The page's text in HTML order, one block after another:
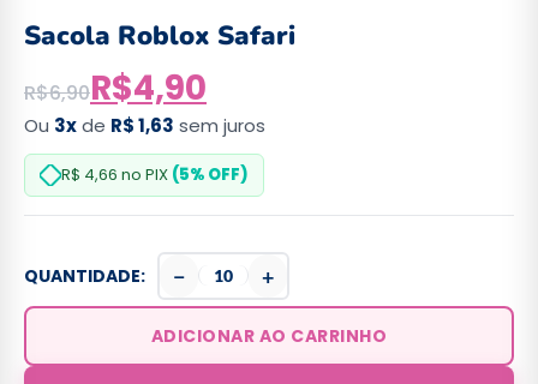
Sacola Roblox Safari
R$6,90R$4,90
Ou 3xde R$ 1,63 sem juros
R$ 4,66 no PIX (5% OFF)
QUANTIDADE: − +
ADICIONAR AO CARRINHO